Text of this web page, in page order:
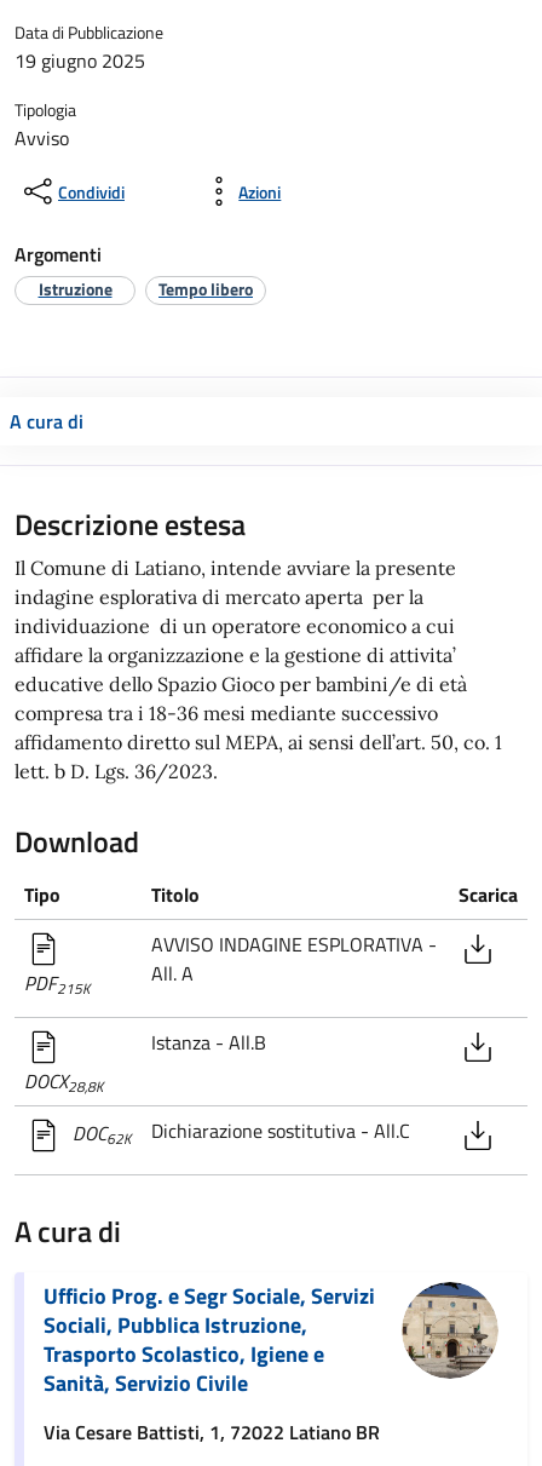
Data di Pubblicazione
19 giugno 2025
Tipologia
Avviso
Condividi Azioni
Argomenti
Istruzione Tempo libero
A cura di
Descrizione estesa
Il Comune di Latiano, intende avviare la presente
indagine esplorativa di mercato aperta per la
individuazione di un operatore economico a cui
affidare la organizzazione e la gestione di attivita’
educative dello Spazio Gioco per bambini/e di età
compresa tra i 18-36 mesi mediante successivo
affidamento diretto sul MEPA, ai sensi dell’art. 50, co. 1
lett. b D. Lgs. 36/2023.
Download
Tipo Titolo Scarica
PDF215K
AVVISO INDAGINE ESPLORATIVA -
All. A
DOCX28,8K
Istanza - All.B
DOC62K Dichiarazione sostitutiva - All.C
A cura di
Ufficio Prog. e Segr Sociale, Servizi
Sociali, Pubblica Istruzione,
Trasporto Scolastico, Igiene e
Sanità, Servizio Civile
Via Cesare Battisti, 1, 72022 Latiano BR